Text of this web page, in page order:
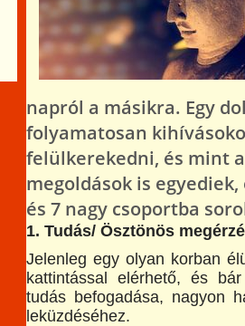
napról a másikra. Egy
folyamatosan
felülkerekedni, és mint
megoldások is
és 7 nagy csoportba
1. Tudás/ Ösztönös
Jelenleg egy olyan korban
kattintással elérhető, és
tudás befogadása, nagyon
leküzdéséhez.